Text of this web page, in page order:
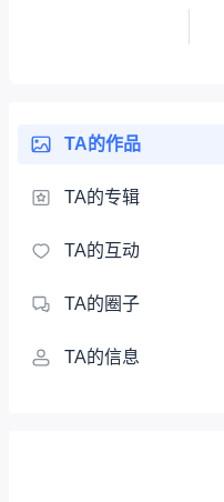
TA的作品
TA的专辑
TA的互动
TA的圈子
TA的信息